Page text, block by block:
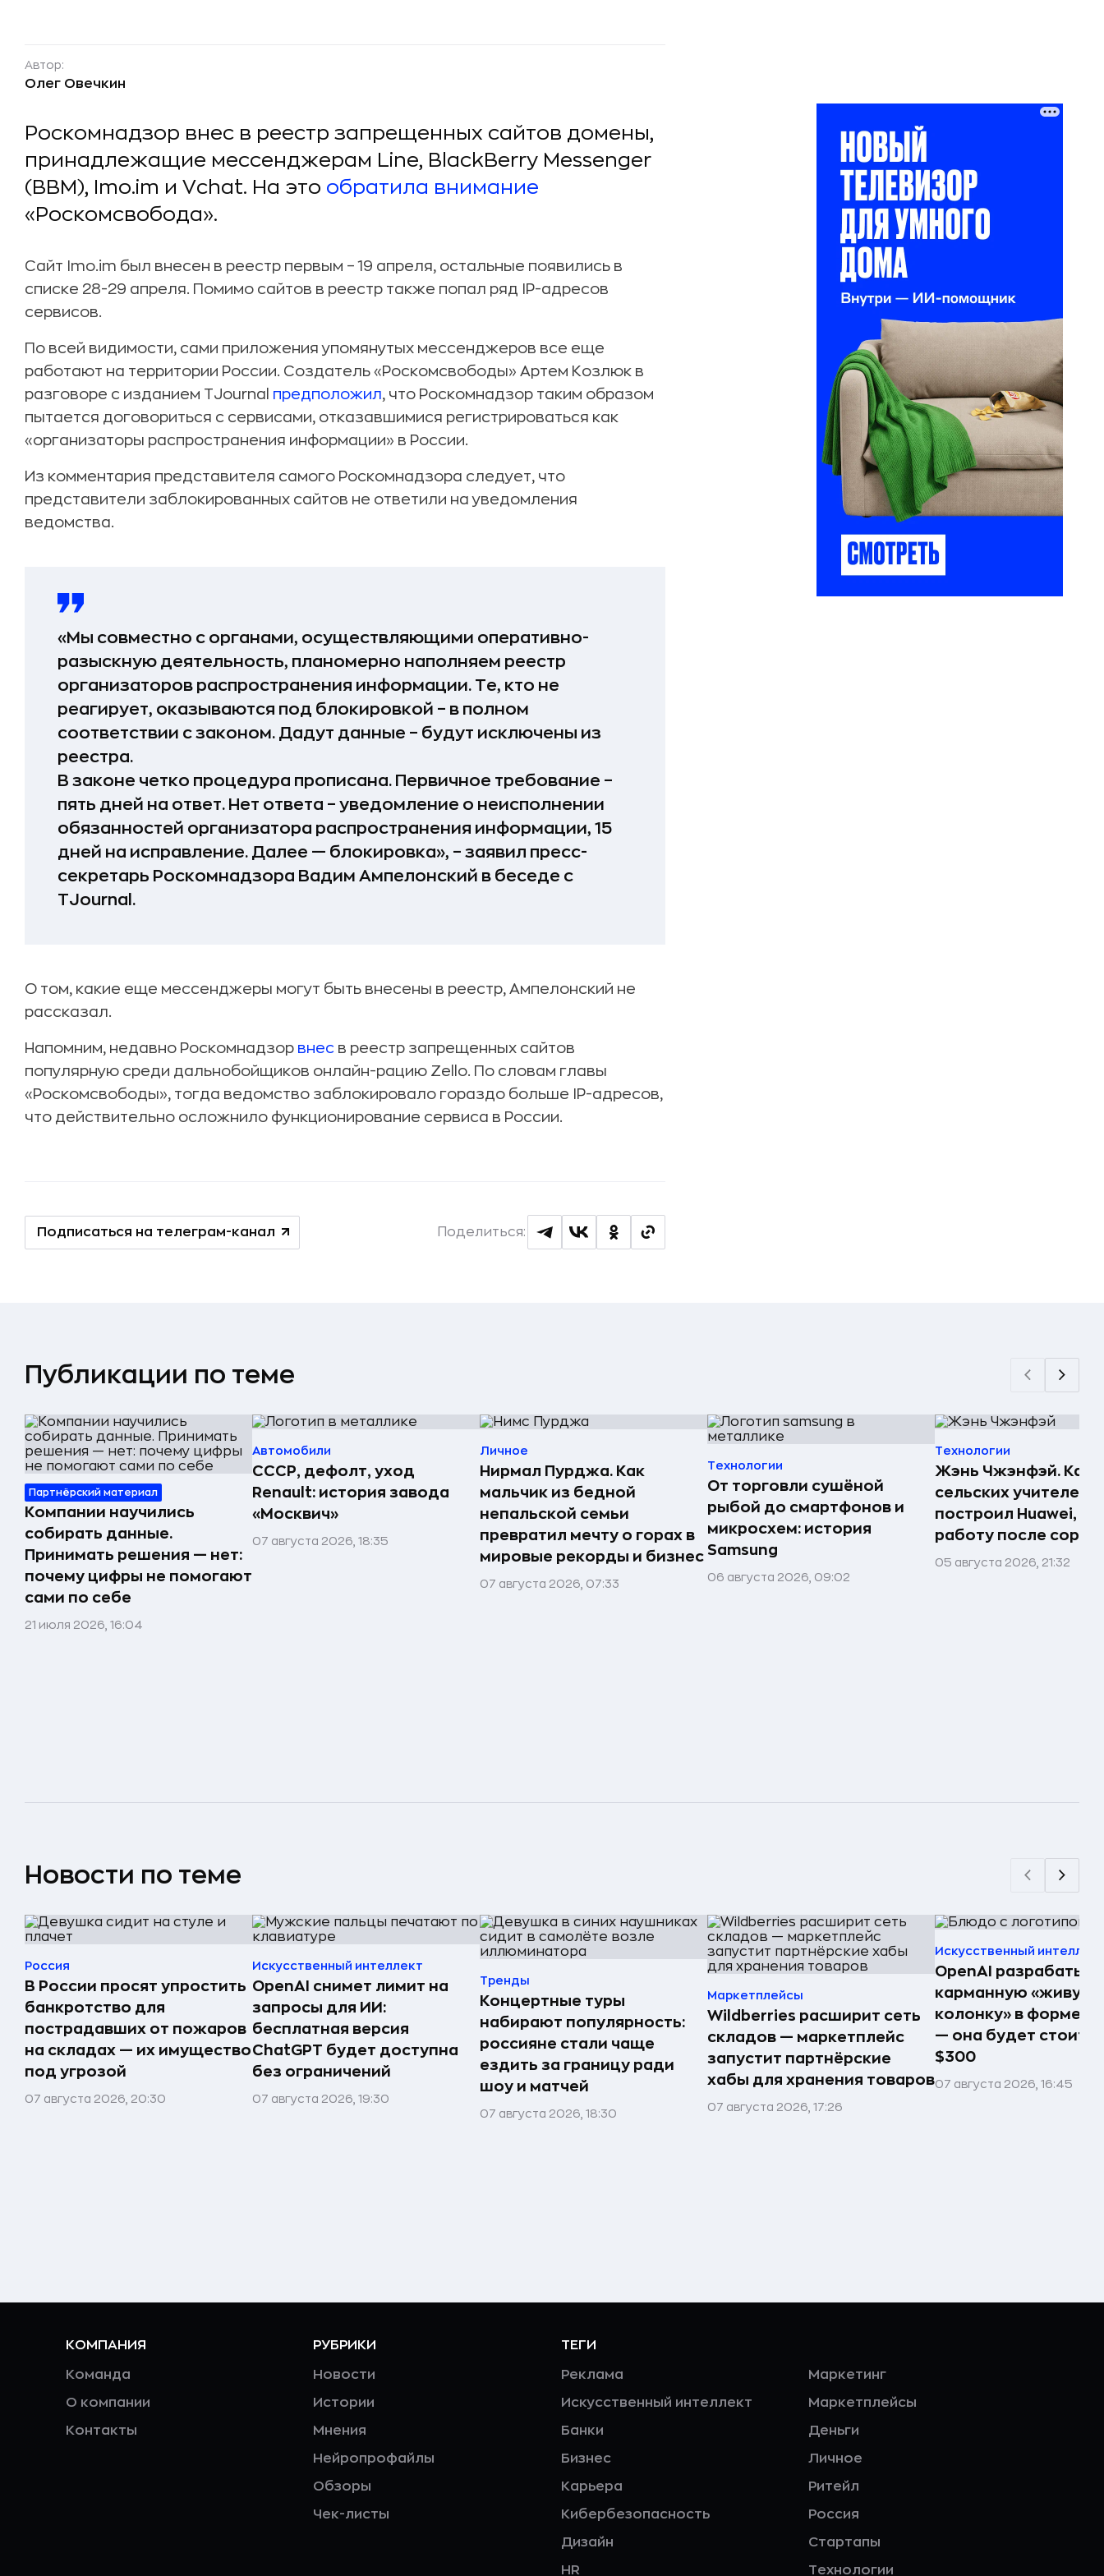
Автор:
Олег Овечкин
Роскомнадзор внес в реестр запрещенных сайтов домены,
принадлежащие мессенджерам Line, BlackBerry Messenger
(BBM), Imo.im и Vchat. На это обратила внимание
«Роскомсвобода».
Сайт Imo.im был внесен в реестр первым – 19 апреля, остальные появились в
списке 28-29 апреля. Помимо сайтов в реестр также попал ряд IP-адресов
сервисов.
По всей видимости, сами приложения упомянутых мессенджеров все еще
работают на территории России. Создатель «Роскомсвободы» Артем Козлюк в
разговоре с изданием TJournal предположил, что Роскомнадзор таким образом
пытается договориться с сервисами, отказавшимися регистрироваться как
«организаторы распространения информации» в России.
Из комментария представителя самого Роскомнадзора следует, что
представители заблокированных сайтов не ответили на уведомления
ведомства.
«Мы совместно с органами, осуществляющими оперативно-
разыскную деятельность, планомерно наполняем реестр
организаторов распространения информации. Те, кто не
реагирует, оказываются под блокировкой – в полном
соответствии с законом. Дадут данные – будут исключены из
реестра.
В законе четко процедура прописана. Первичное требование –
пять дней на ответ. Нет ответа – уведомление о неисполнении
обязанностей организатора распространения информации, 15
дней на исправление. Далее — блокировка», – заявил пресс-
секретарь Роскомнадзора Вадим Ампелонский в беседе с
TJournal.
О том, какие еще мессенджеры могут быть внесены в реестр, Ампелонский не
рассказал.
Напомним, недавно Роскомнадзор внес в реестр запрещенных сайтов
популярную среди дальнобойщиков онлайн-рацию Zello. По словам главы
«Роскомсвободы», тогда ведомство заблокировало гораздо больше IP-адресов,
что действительно осложнило функционирование сервиса в России.
Подписаться на телеграм-канал Поделиться:
Публикации по теме
Партнёрский материал
Компании научились
собирать данные.
Принимать решения — нет:
почему цифры не помогают
сами по себе
21 июля 2026, 16:04
Автомобили
СССР, дефолт, уход
Renault: история завода
«Москвич»
07 августа 2026, 18:35
Личное
Нирмал Пурджа. Как
мальчик из бедной
непальской семьи
превратил мечту о горах в
мировые рекорды и бизнес
07 августа 2026, 07:33
Технологии
От торговли сушёной
рыбой до смартфонов и
микросхем: история
Samsung
06 августа 2026, 09:02
Технологии
Жэнь Чжэнфэй. Как
сельских учителей
построил Huawei,
работу после
05 августа 2026, 21:32
Новости по теме
Россия
В России просят упростить
банкротство для
пострадавших от пожаров
на складах — их имущество
под угрозой
07 августа 2026, 20:30
Искусственный интеллект
OpenAI снимет лимит на
запросы для ИИ:
бесплатная версия
ChatGPT будет доступна
без ограничений
07 августа 2026, 19:30
Тренды
Концертные туры
набирают популярность:
россияне стали чаще
ездить за границу ради
шоу и матчей
07 августа 2026, 18:30
Маркетплейсы
Wildberries расширит сеть
складов — маркетплейс
запустит партнёрские
хабы для хранения товаров
07 августа 2026, 17:26
Искусственный
OpenAI
карманную «живую
колонку» в форме
— она будет стоить
$300
07 августа 2026, 16:45
КОМПАНИЯ
Команда
О компании
Контакты
РУБРИКИ
Новости
Истории
Мнения
Нейропрофайлы
Обзоры
Чек-листы
ТЕГИ
Реклама
Искусственный интеллект
Банки
Бизнес
Карьера
Кибербезопасность
Дизайн
HR
Маркетинг
Маркетплейсы
Деньги
Личное
Ритейл
Россия
Стартапы
Технологии